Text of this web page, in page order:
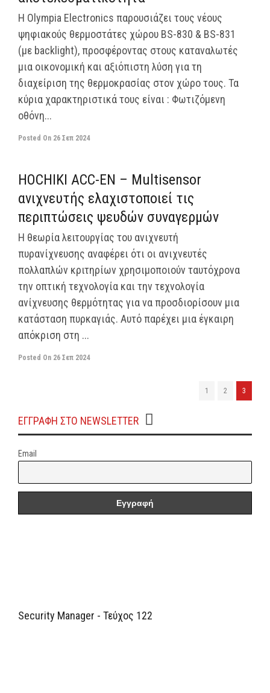
Η Olympia Electronics παρουσιάζει τους νέους
ψηφιακούς θερμοστάτες χώρου BS-830 & BS-831
(με backlight), προσφέροντας στους καταναλωτές
μια οικονομική και αξιόπιστη λύση για τη
διαχείριση της θερμοκρασίας στον χώρο τους. Τα
κύρια χαρακτηριστικά τους είναι : Φωτιζόμενη
οθόνη...
Posted On 26 Σεπ 2024
HOCHIKI ACC-EN – Multisensor
ανιχνευτής ελαχιστοποιεί τις
περιπτώσεις ψευδών συναγερμών
Η θεωρία λειτουργίας του ανιχνευτή
πυρανίχνευσης αναφέρει ότι οι ανιχνευτές
πολλαπλών κριτηρίων χρησιμοποιούν ταυτόχρονα
την οπτική τεχνολογία και την τεχνολογία
ανίχνευσης θερμότητας για να προσδιορίσουν μια
κατάσταση πυρκαγιάς. Αυτό παρέχει μια έγκαιρη
απόκριση στη ...
Posted On 26 Σεπ 2024
1 2 3
ΕΓΓΡΑΦΗ ΣΤΟ NEWSLETTER
Email
Security Manager - Τεύχος 122